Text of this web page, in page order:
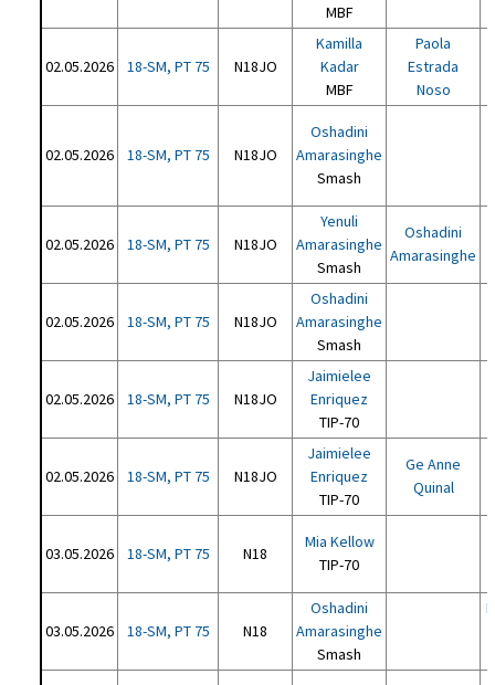
MBF
02.05.2026 18-SM, PT 75 N18JO
Kamilla
Kadar
MBF
Paola
Estrada
Noso
02.05.2026 18-SM, PT 75 N18JO
Oshadini
Amarasinghe
Smash
02.05.2026 18-SM, PT 75 N18JO
Yenuli
Amarasinghe
Smash
Oshadini
Amarasinghe
02.05.2026 18-SM, PT 75 N18JO
Oshadini
Amarasinghe
Smash
02.05.2026 18-SM, PT 75 N18JO
Jaimielee
Enriquez
TIP-70
02.05.2026 18-SM, PT 75 N18JO
Jaimielee
Enriquez
TIP-70
Ge Anne
Quinal
03.05.2026 18-SM, PT 75 N18
Mia Kellow
TIP-70
03.05.2026 18-SM, PT 75 N18
Oshadini
Amarasinghe
Smash